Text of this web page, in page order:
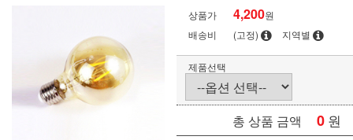
상품가 4,200원
배송비
(고정) 지역별
제품선택
총 상품 금액 0 원